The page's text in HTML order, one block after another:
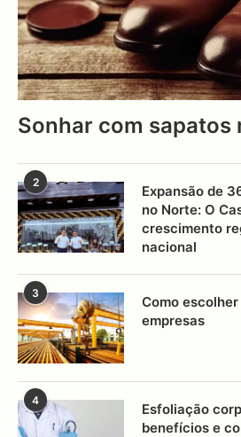
Sonhar com sapatos
2
Expansão de
no Norte: O
crescimento
nacional
3
Como
empresas
4
Esfoliação
benefícios e